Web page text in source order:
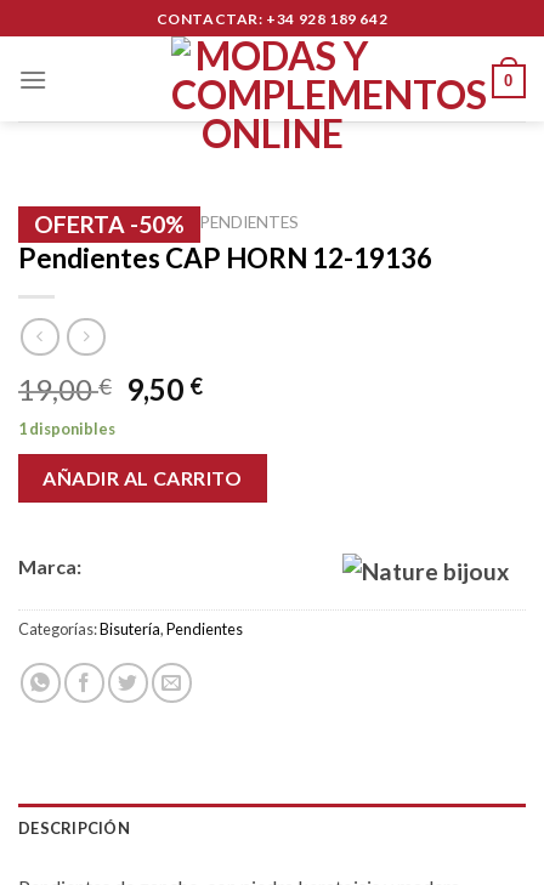
content
CONTACTAR: +34 928 189 642
0
OFERTA -50%
INICIO / BISUTERÍA PENDIENTES
Pendientes CAP HORN 12-19136
19,00€ 9,50 €
1 disponibles
AÑADIR AL CARRITO
Marca:
Categorías:Bisutería,Pendientes
DESCRIPCIÓN